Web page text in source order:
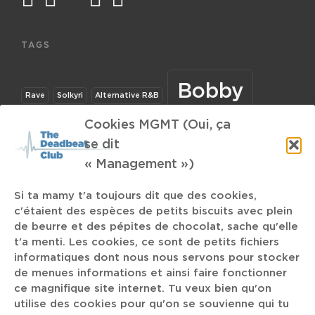
Cookies MGMT (Oui, ça
se dit
« Management »)
Si ta mamy t'a toujours dit que des cookies,
c'étaient des espèces de petits biscuits avec plein
de beurre et des pépites de chocolat, sache qu'elle
t'a menti. Les cookies, ce sont de petits fichiers
informatiques dont nous nous servons pour stocker
de menues informations et ainsi faire fonctionner
ce magnifique site internet. Tu veux bien qu'on
utilise des cookies pour qu'on se souvienne qui tu
TAGS
Rave Solkyri Alternative R&B Bobby
The K RIP
Conway the Machine Drone Metal
Drache Musicale S03E05 Belgium bon entendeur
John Petrucci Tokyo Witch
Pupil Slicer Ultraphallus Dan the Automator